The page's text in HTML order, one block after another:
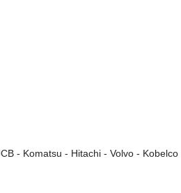
- Komatsu - Hitachi - Volvo -